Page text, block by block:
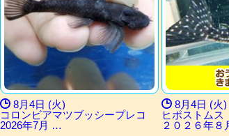
8月4日 (火)
コロンビアマツブッシープレコ
2026年7月 …
8月4日 (火)
ヒポストム
２０２６年